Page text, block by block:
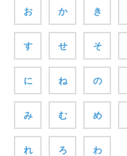
お か き
す せ そ
に ね の
み む め
れ ろ わ